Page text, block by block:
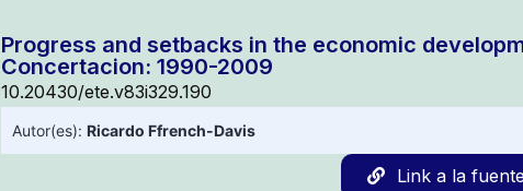
Progress and setbacks in the economic
Concertacion: 1990-2009
10.20430/ete.v83i329.190
Autor(es): Ricardo Ffrench-Davis
Link a la